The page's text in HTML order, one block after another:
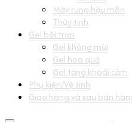
Máy rung hậu môn
Thủy tinh
Gel bôi trơn
Gel không mùi
Gel hoa quả
Gel tăng khoái cảm
Phụ kiện/Vệ sinh
Giao hàng và sau bán